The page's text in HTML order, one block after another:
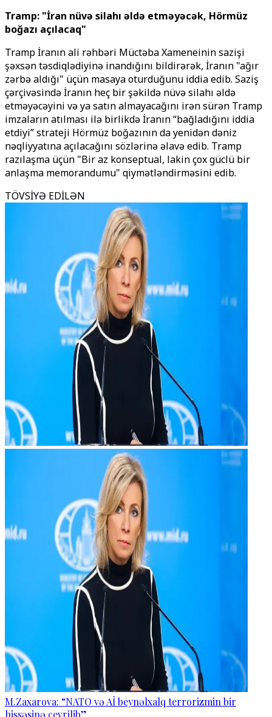
Tramp: "İran nüvə silahı əldə etməyəcək, Hörmüz
boğazı açılacaq"
Tramp İranın ali rəhbəri Müctəba Xameneinin sazişi
şəxsən təsdiqlədiyinə inandığını bildirərək, İranın "ağır
zərbə aldığı" üçün masaya oturduğunu iddia edib. Saziş
çərçivəsində İranın heç bir şəkildə nüvə silahı əldə
etməyəcəyini və ya satın almayacağını irən sürən Tramp
imzaların atılması ilə birlikdə İranın “bağladığını iddia
etdiyi” strateji Hörmüz boğazının da yenidən dəniz
nəqliyyatına açılacağını sözlərinə əlavə edib. Tramp
razılaşma üçün "Bir az konseptual, lakin çox güclü bir
anlaşma memorandumu" qiymətləndirməsini edib.
TÖVSİYƏ EDİLƏN
M.Zaxarova: “NATO və Aİ beynəlxalq terrorizmin bir
hissəsinə çevrilib”